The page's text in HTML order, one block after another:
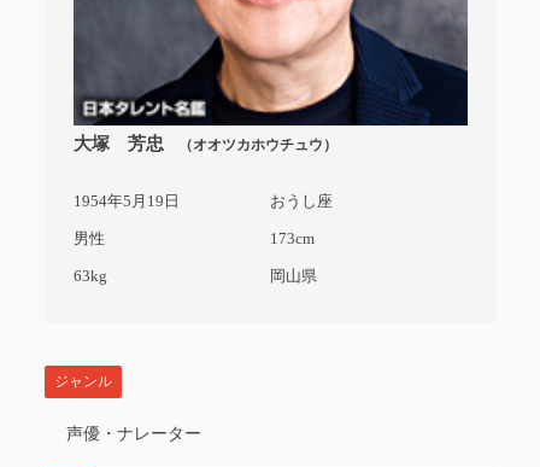
大塚 芳忠 （オオツカホウチュウ）
1954年5月19日 おうし座
男性 173cm
63kg 岡山県
ジャンル
声優・ナレーター